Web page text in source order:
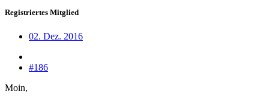
Registriertes Mitglied
02. Dez. 2016
#186
Moin,